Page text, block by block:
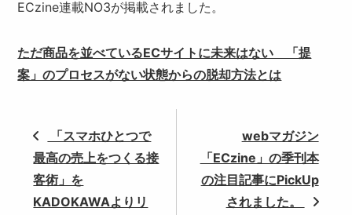
ECzine連載NO3が掲載されました。
ただ商品を並べているECサイトに未来はない 「提
案」のプロセスがない状態からの脱却方法とは
「スマホひとつで
最高の売上をつくる接
客術」を
KADOKAWAよりリ
webマガジン
「ECzine」の季刊本
の注目記事にPickUp
されました。